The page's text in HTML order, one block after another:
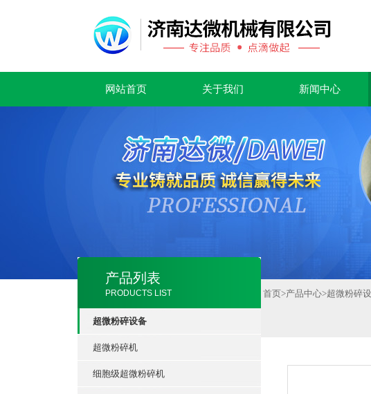
网站首页 关于我们 新闻中心
产品列表
PRODUCTS LIST
超微粉碎设备
超微粉碎机
细胞级超微粉碎机
首页>产品中心>超微粉碎